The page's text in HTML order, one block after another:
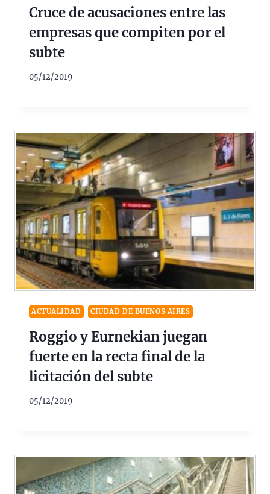
Cruce de acusaciones entre las
empresas que compiten por el
subte
05/12/2019
ACTUALIDAD CIUDAD DE BUENOS AIRES
Roggio y Eurnekian juegan
fuerte en la recta final de la
licitación del subte
05/12/2019